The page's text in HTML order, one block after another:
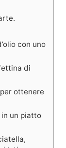
con uno
di
ottenere
un piatto